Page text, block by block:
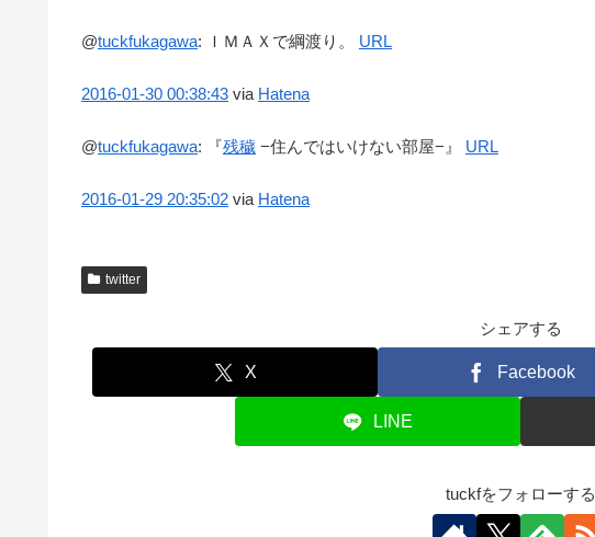
@tuckfukagawa: ＩＭＡＸで綱渡り。 URL
2016-01-30 00:38:43 via Hatena
@tuckfukagawa: 『残穢 −住んではいけない部屋−』 URL
2016-01-29 20:35:02 via Hatena
twitter
シェアする
X Facebook
LINE
tuckfをフォローする